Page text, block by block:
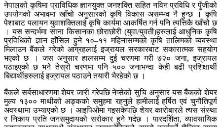
नेपालको कृषिमा प्राविधिक ज्ञानयुक्त जनशक्ति सहित नविन प्रविधि र पुँजीको
उपयोगको अभावमा खाँचो अनुसारको कृषि विकास असम्भव नै हुन्छ । कृषि
पेशाबाट पलायन युवाशक्तिलाई कृषि कार्यमा आकर्षित गर्न पनि त्यत्तिकै खाँचो छ
। यस सन्दर्भमा साना किसानका छोराछोरी (युवा/युवती)हरुलाई आधुनिक कृषि
प्रविधिको ज्ञान हाँसिल हुने १०–११ महिनासम्मको कृषि तालिमको व्यबस्था
मिलाउन बैंकले गरेको आग्रहलाई इज्रायल सरकारबाट सकारात्मक सहयोग
भएको छ । जस अनुसार हालसम्म दुई चरणमा गरी ७२० जना, इज्रायल
पठाइएको छ भने तेस्रो चरणमा पनि ५०० जनाभन्दा केही बढी प्रशिक्षार्थी
बिद्यार्थीहरुलाई इज्रायल पठाउने तयारी भैरहेको छ ।
बैंकले सर्बसाधारणमा शेयर जारी गरेपछि नेप्सेको सुचि अनुसार यस बैंकको शेयर
मुल्य १३०० माथीको अङ्कको समुहमा रहनुले हामीलाई हर्षित एवं चुनौतिपूर्ण
अवस्थामा उभ्याएको छ । आइपिओमा गइसकेपछि शेयर कारोबारले त्यस संस्था
र निकाय प्रति जनसमुदायको सरोकार हुने गर्दछ । पारदर्शिता, व्यावसायिक